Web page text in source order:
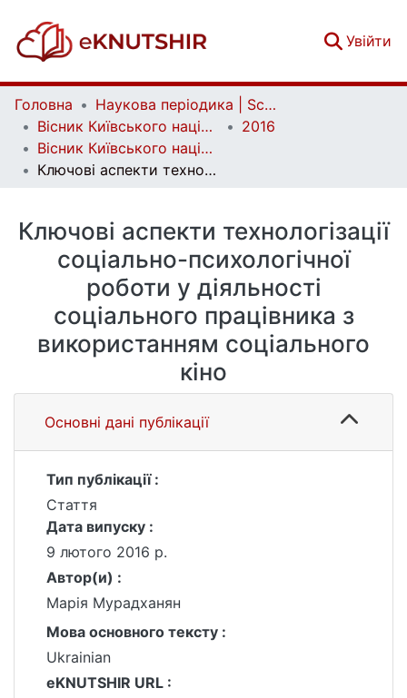
Увійти
Головна
Наукова періодика | Scientific periodicals
Вісник Київського національного університету імені Тараса Шевченка. Психологія | Bulletin of Taras Shevchenko National University of Kyiv. Psychology
2016
Вісник Київського національного університету імені Тараса Шевченка. Психологія. Вип. 1 (5)
Ключові аспекти технологізації соціально-психологічної роботи у діяльності соціального працівника з використанням соціального кіно
Ключові аспекти технологізації
соціально-психологічної
роботи у діяльності
соціального працівника з
використанням соціального
кіно
Основні дані публікації
Тип публікації :
Стаття
Дата випуску :
9 лютого 2016 р.
Автор(и) :
Марія Мурадханян
Мова основного тексту :
Ukrainian
eKNUTSHIR URL :